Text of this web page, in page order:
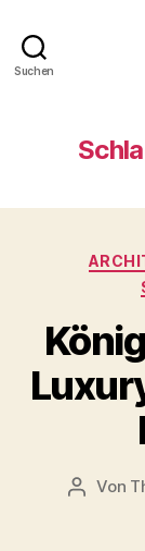
Suchen
Von